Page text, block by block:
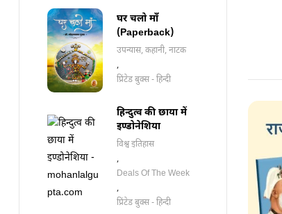
घर चलो माँ
(Paperback)
उपन्यास, कहानी, नाटक
,
प्रिंटेड बुक्स - हिन्दी
हिन्दुत्व की छाया में
इण्डोनेशिया
विश्व इतिहास
,
Deals Of The Week
,
प्रिंटेड बुक्स - हिन्दी